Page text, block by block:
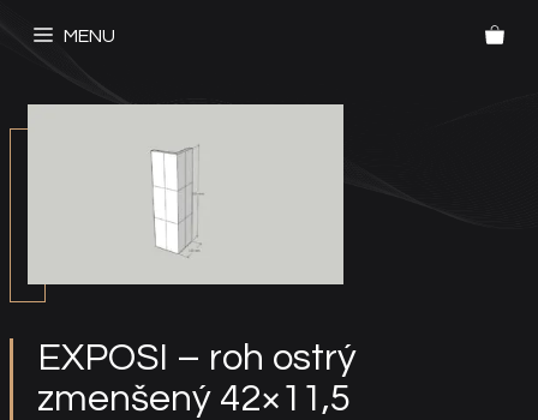
MENU
EXPOSI – roh ostrý
zmenšený 42×11,5